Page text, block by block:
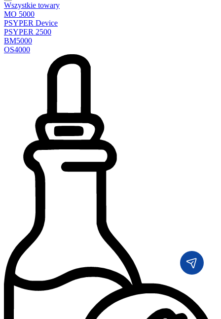
Wszystkie towary
MO 5000
PSYPER Device
PSYPER 2500
BM5000
OS4000